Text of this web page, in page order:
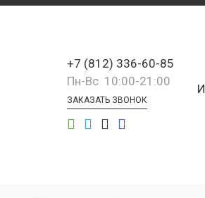
+7 (812) 336-60-85
Пн-Вс 10:00-21:00
ЗАКАЗАТЬ ЗВОНОК